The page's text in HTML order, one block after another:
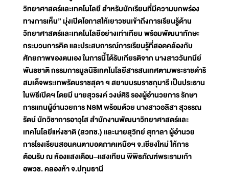
วิทยาศาสตร์และเทคโนโลยี สำหรับนักเรียนที่มีความบกพร่อง
ทางการเห็น” มุ่งเปิดโอกาสให้เยาวชนเข้าถึงการเรียนรู้ด้าน
วิทยาศาสตร์และเทคโนโลยีอย่างเท่าเทียม พร้อมพัฒนาทักษะ
กระบวนการคิด และประสบการณ์การเรียนรู้ที่สอดคล้องกับ
ศักยภาพของตนเอง ในการนี้ได้รับเกียรติจาก นางสาววันทนีย์
พันธชาติ กรรมการมูลนิธิเทคโนโลยีสารสนเทศตามพระราชดำริ
สมเด็จพระเทพรัตนราชสุดา ฯ สยามบรมราชกุมารี เป็นประธาน
ในพิธีเปิดฯ โดยมี นายสุวรงค์ วงษ์ศิริ รองผู้อำนวยการ รักษา
การแทนผู้อำนวยการ NSM พร้อมด้วย นางสาวอลิสา สุวรรณ
รัตน์ นักวิชาการอาวุโส สำนักงานพัฒนาวิทยาศาสตร์และ
เทคโนโลยีแห่งชาติ (สวทช.) และนายสุวิทย์ สุทาลา ผู้อำนวย
การโรงเรียนสอนคนตาบอดภาคเหนือฯ จ.เชียงใหม่ ให้การ
ต้อนรับ ณ ห้องแสงเดือน–แสงเทียน พิพิธภัณฑ์พระรามเก้า
อพวช. คลองห้า จ.ปทุมธานี